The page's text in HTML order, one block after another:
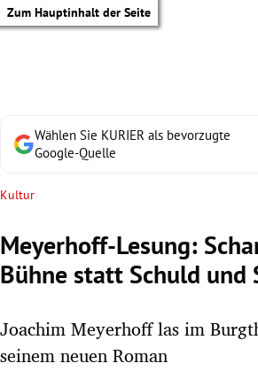
Zum Hauptinhalt der Seite
Wählen Sie KURIER als bevorzugte
Google-Quelle
Kultur
Meyerhoff-Lesung:
Bühne statt Schuld und
Joachim Meyerhoff las im
seinem neuen Roman